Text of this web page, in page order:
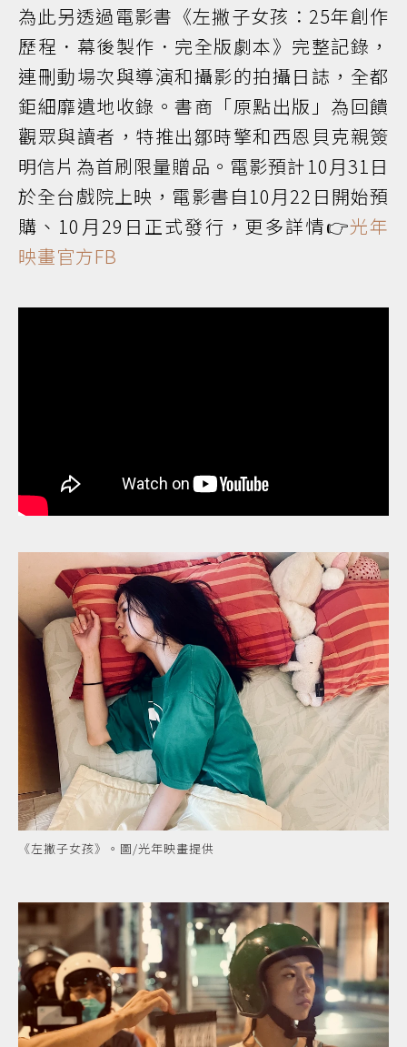
為此另透過電影書《左撇子女孩：25年創作
歷程．幕後製作．完全版劇本》完整記錄，
連刪動場次與導演和攝影的拍攝日誌，全都
鉅細靡遺地收錄。書商「原點出版」為回饋
觀眾與讀者，特推出鄒時擎和西恩貝克親簽
明信片為首刷限量贈品。電影預計10月31日
於全台戲院上映，電影書自10月22日開始預
購、10月29日正式發行，更多詳情👉光年
映畫官方FB
《左撇子女孩》。圖/光年映畫提供